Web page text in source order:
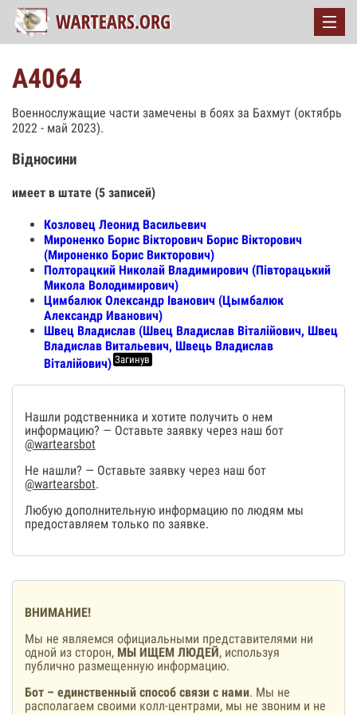
А4064
Военнослужащие части замечены в боях за Бахмут (октябрь
2022 - май 2023).
Відносини
имеет в штате (5 записей)
Козловец Леонид Васильевич
Мироненко Борис Вікторович Борис Вікторович
(Мироненко Борис Викторович)
Полторацкий Николай Владимирович (Півторацький
Микола Володимирович)
Цимбалюк Олександр Іванович (Цымбалюк
Александр Иванович)
Швец Владислав (Швец Владислав Віталійович, Швец
Владислав Витальевич, Швець Владислав
Віталійович) Загинув
Нашли родственника и хотите получить о нем
информацию? — Оставьте заявку через наш бот
@wartearsbot
Не нашли? — Оставьте заявку через наш бот
@wartearsbot.
Любую дополнительную информацию по людям мы
предоставляем только по заявке.
ВНИМАНИЕ!
Мы не являемся официальными представителями ни
одной из сторон, МЫ ИЩЕМ ЛЮДЕЙ, используя
публично размещенную информацию.
Бот – единственный способ связи с нами. Мы не
располагаем своими колл-центрами, мы не звоним и не